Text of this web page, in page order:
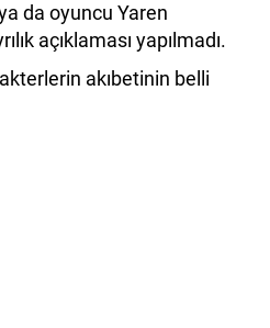
da oyuncu Yaren
açıklaması yapılmadı.
akıbetinin belli